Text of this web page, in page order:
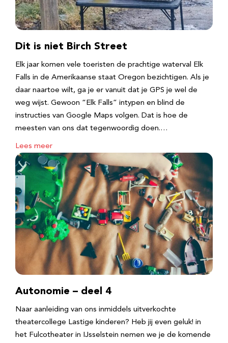
Dit is niet Birch Street
Elk jaar komen vele toeristen de prachtige waterval Elk
Falls in de Amerikaanse staat Oregon bezichtigen. Als je
daar naartoe wilt, ga je er vanuit dat je GPS je wel de
weg wijst. Gewoon “Elk Falls” intypen en blind de
instructies van Google Maps volgen. Dat is hoe de
meesten van ons dat tegenwoordig doen.…
Lees meer
Autonomie – deel 4
Naar aanleiding van ons inmiddels uitverkochte
theatercollege Lastige kinderen? Heb jij even geluk! in
het Fulcotheater in IJsselstein nemen we je de komende